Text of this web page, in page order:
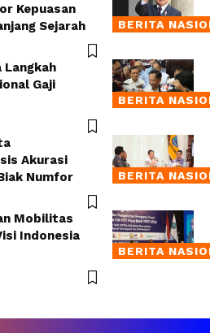
BERITA
Kepuasan
Sejarah
BERITA
Langkah
Gaji
BERITA
Akurasi
Numfor
BERITA
Mobilitas
Indonesia